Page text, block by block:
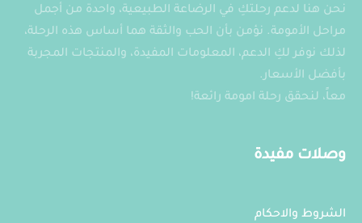
نحن هنا لدعم رحلتكِ في الرضاعة الطبيعية، واحدة من أجمل
مراحل الأمومة. نؤمن بأن الحب والثقة هما أساس هذه الرحلة،
لذلك نوفر لكِ الدعم، المعلومات المفيدة، والمنتجات المجربة
بأفضل الأسعار.
معاً، لنحقق رحلة امومة رائعة!
وصلات مفيدة
الشروط والاحكام